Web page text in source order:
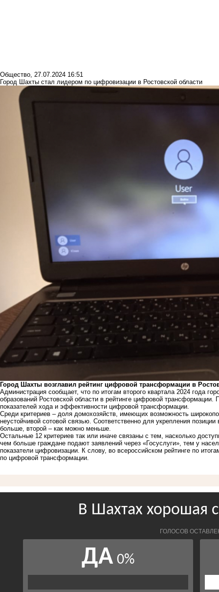
Общество, 27.07.2024 16:51
Город Шахты стал лидером по цифровизации в Ростовской области
Город Шахты возглавил рейтинг цифровой трансформации в
Администрация сообщает, что по итогам второго квартала 2024 года
образований Ростовской области в рейтинге цифровой трансформации.
показателей хода и эффективности цифровой трансформации.
Среди критериев – доля домохозяйств, имеющих возможность
неустойчивой сотовой связью. Соответственно для укрепления
больше, второй – как можно меньше.
Остальные 12 критериев так или иначе связаны с тем, насколько
чем больше граждане подают заявлений через «Госуслуги», тем у
показатели цифровизации. К слову, во всероссийском рейтинге по
по цифровой трансформации.